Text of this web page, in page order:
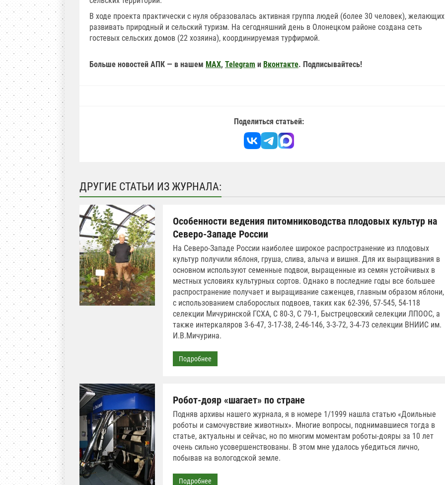
В ходе проекта практически с нуля образовалась активная группа людей (более 30 человек), желающих
развивать природный и сельский туризм. На сегодняшний день в Олонецком районе создана сеть
гостевых сельских домов (22 хозяина), координируемая турфирмой.
Больше новостей АПК — в нашем MAX, Telegram и Вконтакте. Подписывайтесь!
Поделиться статьей:
ДРУГИЕ СТАТЬИ ИЗ ЖУРНАЛА:
Особенности ведения питомниководства плодовых культур на
Северо-Западе России
На Северо-Западе России наиболее широкое распространение из плодовых
культур получили яблоня, груша, слива, алыча и вишня. Для их выращивания в
основном используют семенные подвои, выращенные из семян устойчивых в
местных условиях культурных сортов. Однако в последние годы все большее
распространение получает и выращивание саженцев, главным образом яблони,
с использованием слаборослых подвоев, таких как 62-396, 57-545, 54-118
селекции Мичуринской ГСХА, С 80-3, С 79-1, Быстрецовский селекции ЛПООС, а
также интеркаляров 3-6-47, 3-17-38, 2-46-146, 3-3-72, 3-4-73 селекции ВНИИС им.
И.В.Мичурина.
Подробнее
Робот-дояр «шагает» по стране
Подняв архивы нашего журнала, я в номере 1/1999 нашла статью «Доильные
роботы и самочувствие животных». Многие вопросы, поднимавшиеся тогда в
статье, актуальны и сейчас, но по многим моментам роботы-дояры за 10 лет
очень сильно усовершенствованы. В этом мне удалось убедиться лично,
побывав на вологодской земле.
Подробнее